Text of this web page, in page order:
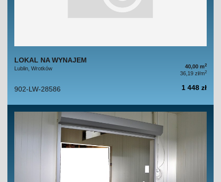
LOKAL NA WYNAJEM
Lublin, Wrotków 40,00 m2
36,19 zł/m2
902-LW-28586 1 448 zł